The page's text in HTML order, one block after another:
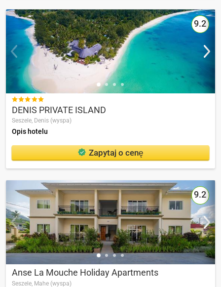
9.2

DENIS PRIVATE ISLAND
Seszele, Denis (wyspa)
Opis hotelu
Zapytaj o cenę
9.2
Anse La Mouche Holiday Apartments
Seszele, Mahe (wyspa)